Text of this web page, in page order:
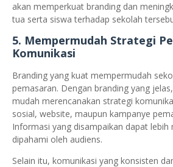
akan memperkuat branding dan
tua serta siswa terhadap sekolah
5. Mempermudah Strategi
Komunikasi
Branding yang kuat mempermudah
pemasaran. Dengan branding yang
mudah merencanakan strategi
sosial, website, maupun kampanye
Informasi yang disampaikan dapat lebih
dipahami oleh audiens.
Selain itu, komunikasi yang konsisten